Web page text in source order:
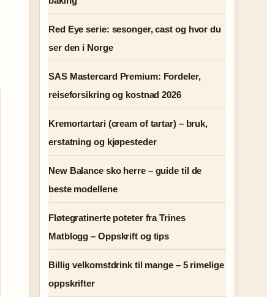
Red Eye serie: sesonger, cast og hvor du
ser den i Norge
SAS Mastercard Premium: Fordeler,
reiseforsikring og kostnad 2026
Kremortartari (cream of tartar) – bruk,
erstatning og kjøpesteder
New Balance sko herre – guide til de
beste modellene
Fløtegratinerte poteter fra Trines
Matblogg – Oppskrift og tips
Billig velkomstdrink til mange – 5 rimelige
oppskrifter